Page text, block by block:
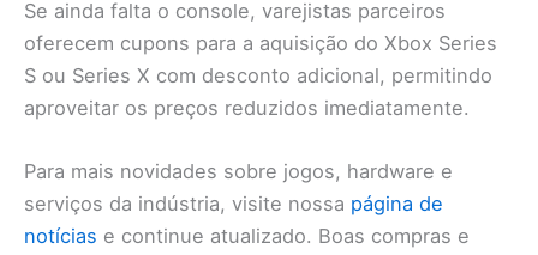
Se ainda falta o console, varejistas parceiros
oferecem cupons para a aquisição do Xbox Series
S ou Series X com desconto adicional, permitindo
aproveitar os preços reduzidos imediatamente.
Para mais novidades sobre jogos, hardware e
serviços da indústria, visite nossa página de
notícias e continue atualizado. Boas compras e